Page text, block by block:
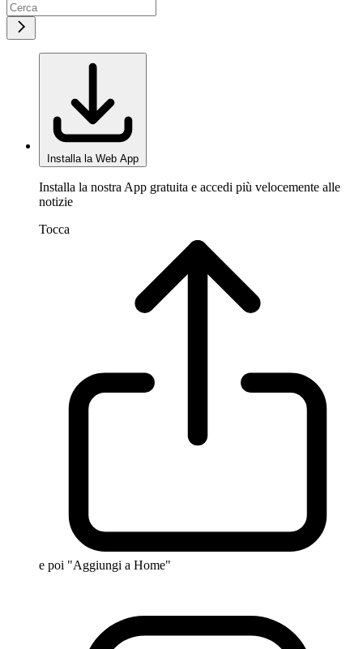
Installa la Web App
Installa la nostra App gratuita e accedi più velocemente alle
notizie
Tocca
e poi "Aggiungi a Home"